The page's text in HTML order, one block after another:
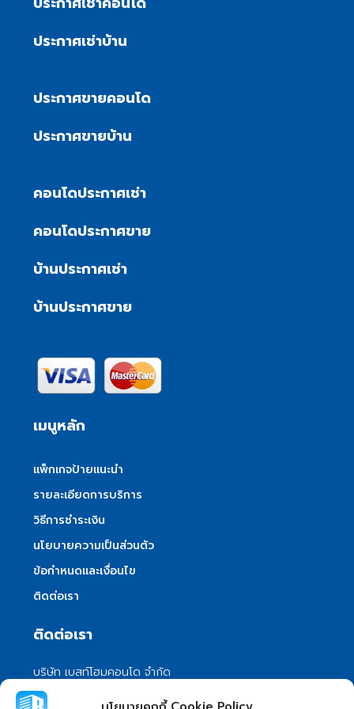
ประกาศเช่าบ้าน
ประกาศขายคอนโด
ประกาศขายบ้าน
คอนโดประกาศเช่า
คอนโดประกาศขาย
บ้านประกาศเช่า
บ้านประกาศขาย
เมนูหลัก
แพ็กเกจป้ายแนะนำ
รายละเอียดการบริการ
วิธีการชำระเงิน
นโยบายความเป็นส่วนตัว
ข้อกำหนดและเงื่อนไข
ติดต่อเรา
ติดต่อเรา
บริษัท เบสท์โฮมคอนโด จำกัด
101/399 หมู่ 7 แขวงลําผักชี เขตหนองจอก